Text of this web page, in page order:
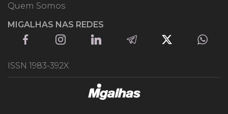
Quem Somos
MIGALHAS NAS REDES
ISSN 1983-392X